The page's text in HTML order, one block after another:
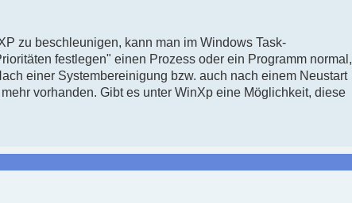
zu beschleunigen, kann man im Windows Task-
festlegen" einen Prozess oder ein Programm normal,
einer Systembereinigung bzw. auch nach einem Neustart
vorhanden. Gibt es unter WinXp eine Möglichkeit, diese